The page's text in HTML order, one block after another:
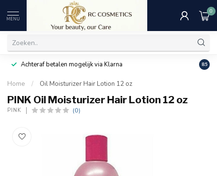
MENU
0
Achteraf betalen mogelijk via Klarna 8.5
Home / Oil Moisturizer Hair Lotion 12 oz
PINK Oil Moisturizer Hair Lotion 12 oz
PINK (0)